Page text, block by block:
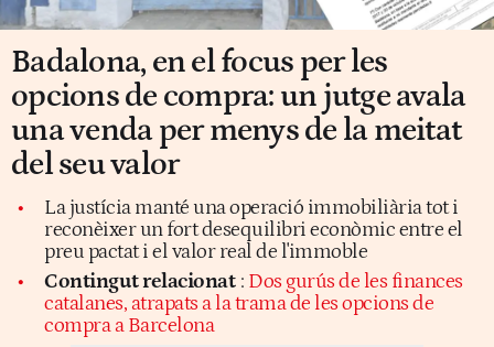
Badalona, en el focus per les
opcions de compra: un jutge avala
una venda per menys de la meitat
del seu valor
La justícia manté una operació immobiliària tot i
reconèixer un fort desequilibri econòmic entre el
preu pactat i el valor real de l'immoble
Contingut relacionat : Dos gurús de les finances
catalanes, atrapats a la trama de les opcions de
compra a Barcelona